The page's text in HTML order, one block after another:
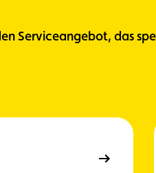
Serviceangebot, das